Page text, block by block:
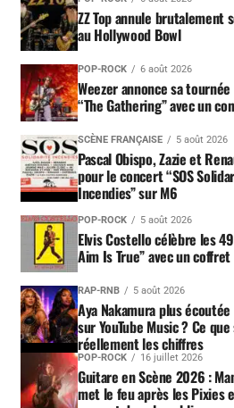
ZZ Top annule brutalement
au Hollywood Bowl
POP-ROCK 6 août 2026
Weezer annonce sa
“The Gathering” avec un
SCÈNE FRANÇAISE 5 août 2026
Pascal Obispo, Zazie et
pour le concert “SOS
Incendies” sur M6
POP-ROCK 5 août 2026
Elvis Costello célèbre les
Aim Is True” avec un
RAP-RNB 5 août 2026
Aya Nakamura plus
sur YouTube Music ? Ce
réellement les chiffres
POP-ROCK 16 juillet 2026
Guitare en Scène 2026 :
met le feu après les Pixies